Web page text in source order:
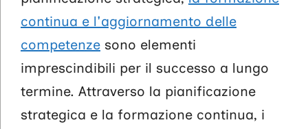
continua e l'aggiornamento delle
competenze sono elementi
imprescindibili per il successo a lungo
termine. Attraverso la pianificazione
strategica e la formazione continua, i